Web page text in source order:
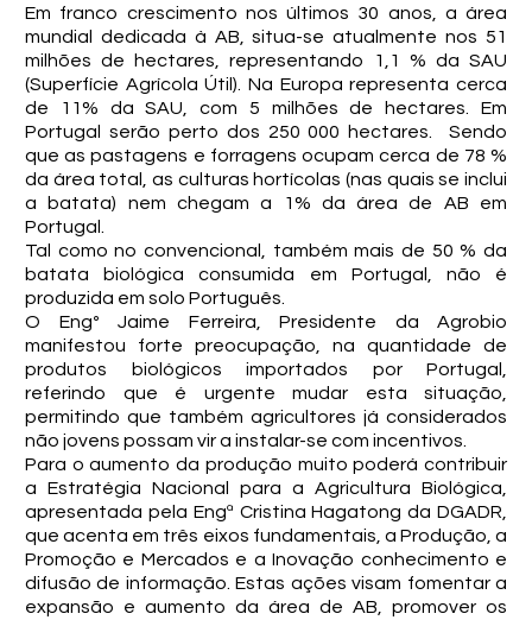
Em franco crescimento nos últimos 30 anos, a área
mundial dedicada à AB, situa-se atualmente nos 51
milhões de hectares, representando 1,1 % da SAU
(Superfície Agrícola Útil). Na Europa representa cerca
de 11% da SAU, com 5 milhões de hectares. Em
Portugal serão perto dos 250 000 hectares. Sendo
que as pastagens e forragens ocupam cerca de 78 %
da área total, as culturas hortícolas (nas quais se inclui
a batata) nem chegam a 1% da área de AB em
Portugal.
Tal como no convencional, também mais de 50 % da
batata biológica consumida em Portugal, não é
produzida em solo Português.
O Engº Jaime Ferreira, Presidente da Agrobio
manifestou forte preocupação, na quantidade de
produtos biológicos importados por Portugal,
referindo que é urgente mudar esta situação,
permitindo que também agricultores já considerados
não jovens possam vir a instalar-se com incentivos.
Para o aumento da produção muito poderá contribuir
a Estratégia Nacional para a Agricultura Biológica,
apresentada pela Engª Cristina Hagatong da DGADR,
que acenta em três eixos fundamentais, a Produção, a
Promoção e Mercados e a Inovação conhecimento e
difusão de informação. Estas ações visam fomentar a
expansão e aumento da área de AB, promover os